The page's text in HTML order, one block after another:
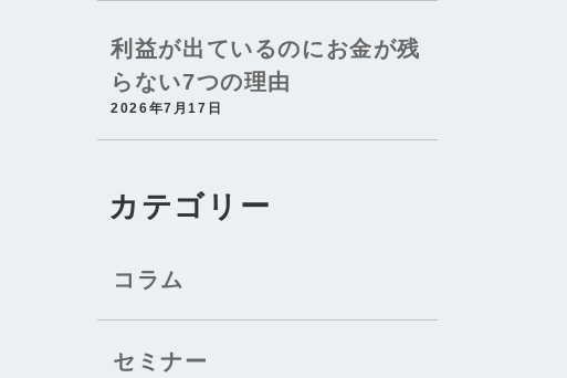
利益が出ているのにお金が残
らない7つの理由
2026年7月17日
カテゴリー
コラム
セミナー